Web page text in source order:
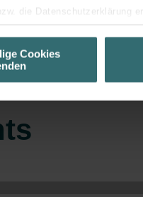
die Datenschutzerklärung
um Ihnen die
zur Verfügung zu
Zehnder Group
Privacy
Cookies